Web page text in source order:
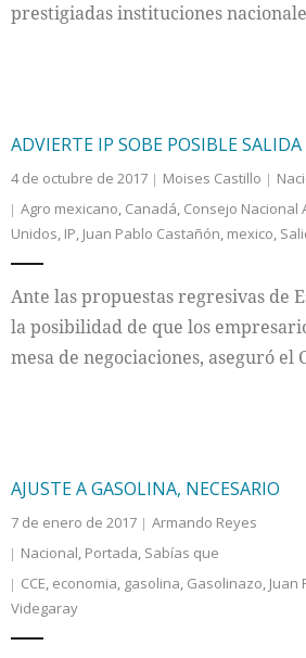
prestigiadas instituciones
ADVIERTE IP SOBE POSIBLE
4 de octubre de 2017 Moises Castillo
Agro mexicano, Canadá, Consejo Nacional
Unidos, IP, Juan Pablo Castañón, mexico,
Ante las propuestas regresivas de
la posibilidad de que los
mesa de negociaciones, aseguró el
AJUSTE A GASOLINA, NECESARIO
7 de enero de 2017
Armando Reyes
Nacional, Portada, Sabías que
CCE, economia, gasolina, Gasolinazo, Juan
Videgaray